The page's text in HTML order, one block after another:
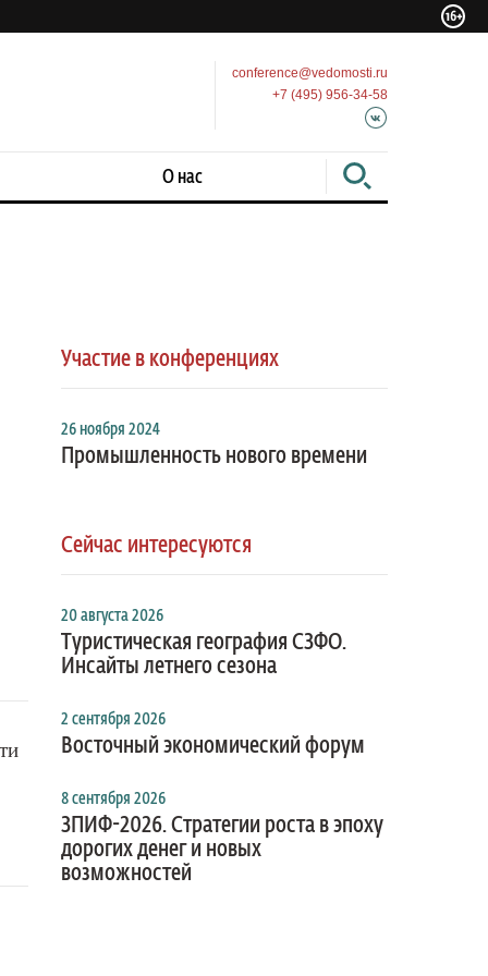
conference@vedomosti.ru
+7 (495) 956-34-58
О нас
Участие в конференциях
26 ноября 2024
Промышленность нового времени
Сейчас интересуются
20 августа 2026
Туристическая география СЗФО.
Инсайты летнего сезона
2 сентября 2026
Восточный экономический форум
8 сентября 2026
ЗПИФ-2026. Стратегии роста в эпоху
дорогих денег и новых
возможностей